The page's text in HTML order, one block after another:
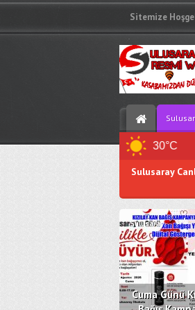
Sitemize
8 Ağu 30°C
Sulusaray
Sulusaray
Sulusaray
Cuma Günü